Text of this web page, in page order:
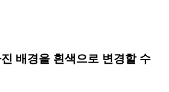
배경을 흰색으로 변경할 수